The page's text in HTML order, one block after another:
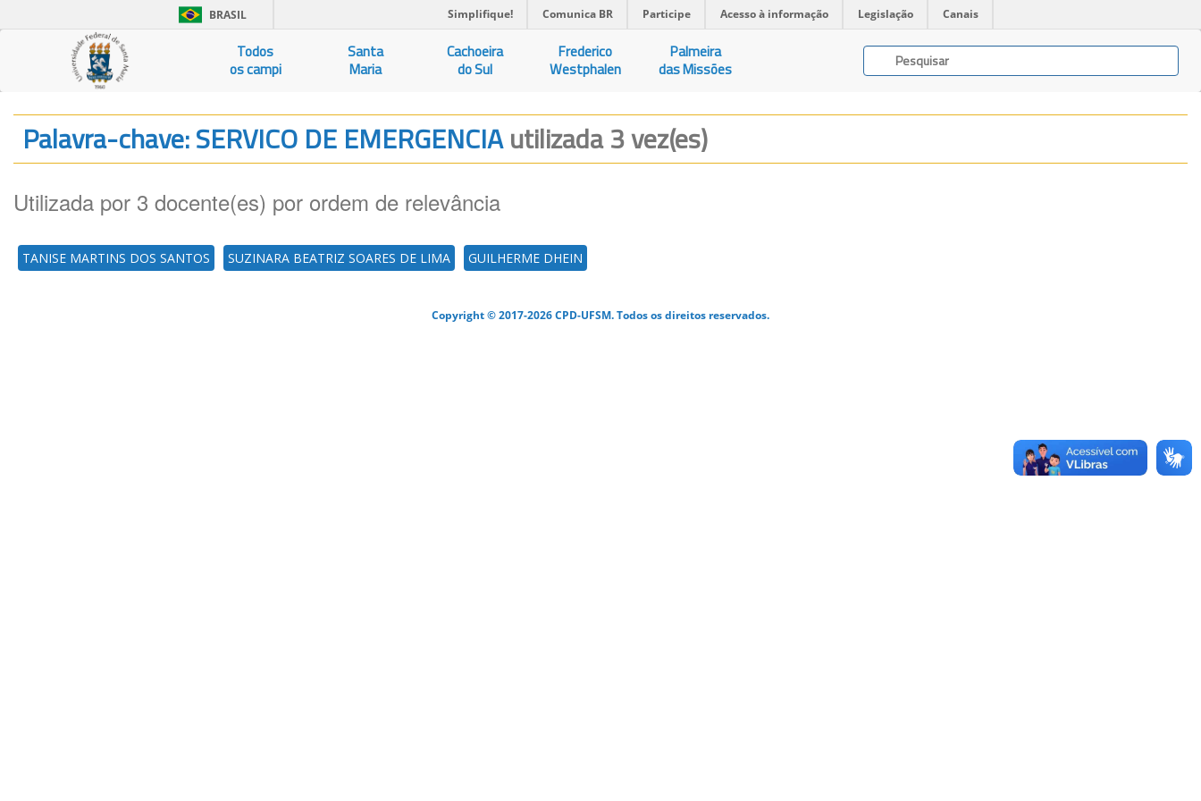
BRASIL Simplifique! Comunica BR Participe Acesso à informação Legislação Canais
Todos
os campi
Santa
Maria
Cachoeira
do Sul
Frederico
Westphalen
Palmeira
das Missões
Palavra-chave: SERVICO DE EMERGENCIAutilizada 3 vez(es)
Utilizada por 3 docente(es) por ordem de relevância
TANISE MARTINS DOS SANTOS SUZINARA BEATRIZ SOARES DE LIMA GUILHERME DHEIN
Copyright © 2017-2026 CPD-UFSM. Todos os direitos reservados.